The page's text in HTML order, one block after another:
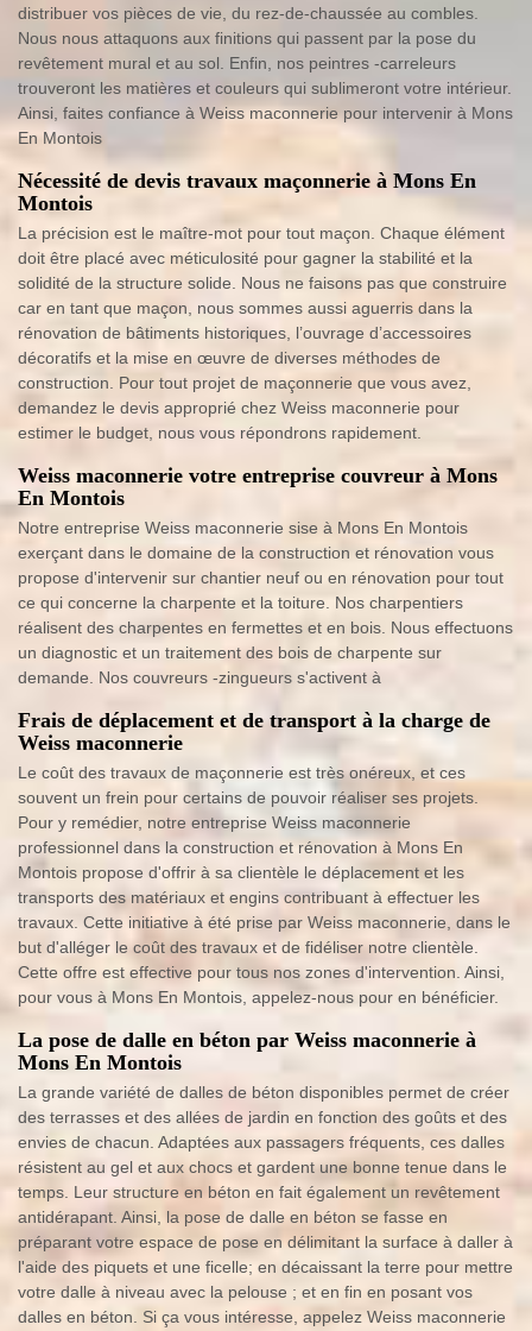
distribuer vos pièces de vie, du rez-de-chaussée au combles.
Nous nous attaquons aux finitions qui passent par la pose du
revêtement mural et au sol. Enfin, nos peintres -carreleurs
trouveront les matières et couleurs qui sublimeront votre intérieur.
Ainsi, faites confiance à Weiss maconnerie pour intervenir à Mons
En Montois
Nécessité de devis travaux maçonnerie à Mons En
Montois
La précision est le maître-mot pour tout maçon. Chaque élément
doit être placé avec méticulosité pour gagner la stabilité et la
solidité de la structure solide. Nous ne faisons pas que construire
car en tant que maçon, nous sommes aussi aguerris dans la
rénovation de bâtiments historiques, l’ouvrage d’accessoires
décoratifs et la mise en œuvre de diverses méthodes de
construction. Pour tout projet de maçonnerie que vous avez,
demandez le devis approprié chez Weiss maconnerie pour
estimer le budget, nous vous répondrons rapidement.
Weiss maconnerie votre entreprise couvreur à Mons
En Montois
Notre entreprise Weiss maconnerie sise à Mons En Montois
exerçant dans le domaine de la construction et rénovation vous
propose d'intervenir sur chantier neuf ou en rénovation pour tout
ce qui concerne la charpente et la toiture. Nos charpentiers
réalisent des charpentes en fermettes et en bois. Nous effectuons
un diagnostic et un traitement des bois de charpente sur
demande. Nos couvreurs -zingueurs s'activent à
Frais de déplacement et de transport à la charge de
Weiss maconnerie
Le coût des travaux de maçonnerie est très onéreux, et ces
souvent un frein pour certains de pouvoir réaliser ses projets.
Pour y remédier, notre entreprise Weiss maconnerie
professionnel dans la construction et rénovation à Mons En
Montois propose d'offrir à sa clientèle le déplacement et les
transports des matériaux et engins contribuant à effectuer les
travaux. Cette initiative à été prise par Weiss maconnerie, dans le
but d'alléger le coût des travaux et de fidéliser notre clientèle.
Cette offre est effective pour tous nos zones d'intervention. Ainsi,
pour vous à Mons En Montois, appelez-nous pour en bénéficier.
La pose de dalle en béton par Weiss maconnerie à
Mons En Montois
La grande variété de dalles de béton disponibles permet de créer
des terrasses et des allées de jardin en fonction des goûts et des
envies de chacun. Adaptées aux passagers fréquents, ces dalles
résistent au gel et aux chocs et gardent une bonne tenue dans le
temps. Leur structure en béton en fait également un revêtement
antidérapant. Ainsi, la pose de dalle en béton se fasse en
préparant votre espace de pose en délimitant la surface à daller à
l'aide des piquets et une ficelle; en décaissant la terre pour mettre
votre dalle à niveau avec la pelouse ; et en fin en posant vos
dalles en béton. Si ça vous intéresse, appelez Weiss maconnerie